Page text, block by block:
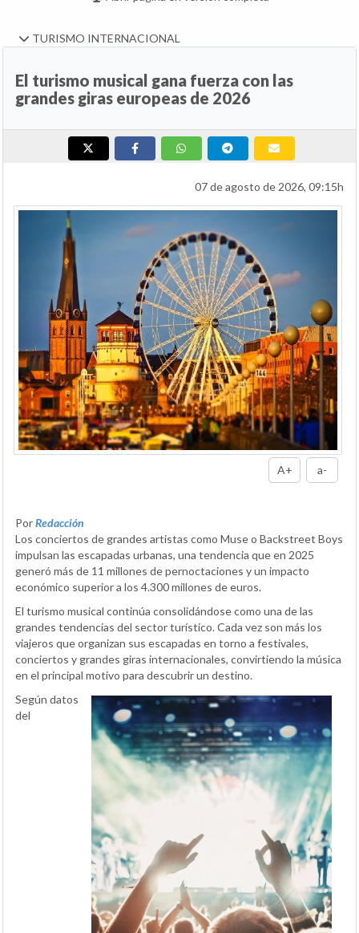
TURISMO INTERNACIONAL
El turismo musical gana fuerza con las
grandes giras europeas de 2026
07 de agosto de 2026, 09:15h
A+ a-
PorRedacción
Los conciertos de grandes artistas como Muse o Backstreet Boys
impulsan las escapadas urbanas, una tendencia que en 2025
generó más de 11 millones de pernoctaciones y un impacto
económico superior a los 4.300 millones de euros.
El turismo musical continúa consolidándose como una de las
grandes tendencias del sector turístico. Cada vez son más los
viajeros que organizan sus escapadas en torno a festivales,
conciertos y grandes giras internacionales, convirtiendo la música
en el principal motivo para descubrir un destino.
Según datos
del